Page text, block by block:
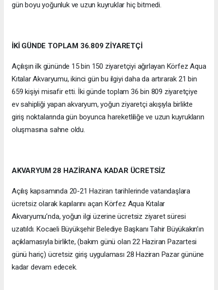
gün boyu yoğunluk ve uzun kuyruklar hiç bitmedi.
İKİ GÜNDE TOPLAM 36.809 ZİYARETÇİ
Açılışın ilk gününde 15 bin 150 ziyaretçiyi ağırlayan Körfez Aqua
Kıtalar Akvaryumu, ikinci gün bu ilgiyi daha da artırarak 21 bin
659 kişiyi misafir etti. İki günde toplam 36 bin 809 ziyaretçiye
ev sahipliği yapan akvaryum, yoğun ziyaretçi akışıyla birlikte
giriş noktalarında gün boyunca hareketliliğe ve uzun kuyrukların
oluşmasına sahne oldu.
AKVARYUM 28 HAZİRAN’A KADAR ÜCRETSİZ
Açılış kapsamında 20-21 Haziran tarihlerinde vatandaşlara
ücretsiz olarak kapılarını açan Körfez Aqua Kıtalar
Akvaryumu’nda, yoğun ilgi üzerine ücretsiz ziyaret süresi
uzatıldı. Kocaeli Büyükşehir Belediye Başkanı Tahir Büyükakın’ın
açıklamasıyla birlikte, (bakım günü olan 22 Haziran Pazartesi
günü hariç) ücretsiz giriş uygulaması 28 Haziran Pazar gününe
kadar devam edecek.